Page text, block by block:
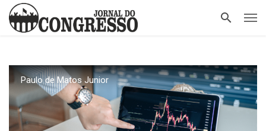
Paulo de Matos Junior